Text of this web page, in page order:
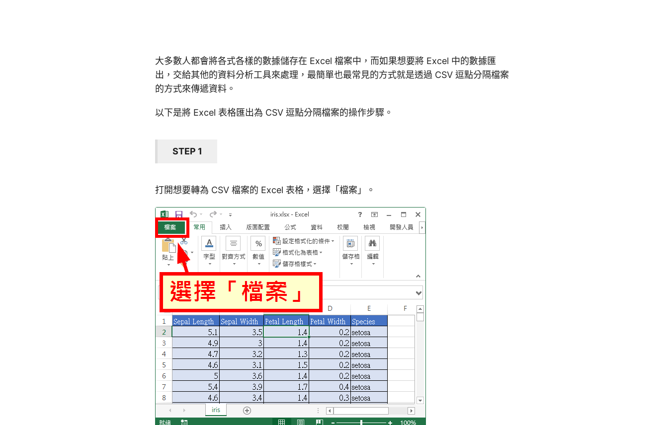
大多數人都會將各式各樣的數據儲存在 Excel 檔案中，而如果想要將 Excel 中的數據匯
出，交給其他的資料分析工具來處理，最簡單也最常見的方式就是透過 CSV 逗點分隔檔案
的方式來傳遞資料。
以下是將 Excel 表格匯出為 CSV 逗點分隔檔案的操作步驟。
STEP 1
打開想要轉為 CSV 檔案的 Excel 表格，選擇「檔案」。